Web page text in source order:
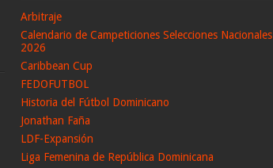
Arbitraje
Calendario de Campeticiones Selecciones Nacionales
2026
Caribbean Cup
FEDOFUTBOL
Historia del Fútbol Dominicano
Jonathan Faña
LDF-Expansión
Liga Femenina de República Dominicana